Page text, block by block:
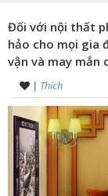
THIẾT
KẾ
NỘI
THẤT
DỊCH
VỤ
TIN
Đối với nội thất
hảo cho mọi gia
vận và may mắn
| Thích